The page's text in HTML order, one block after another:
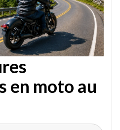
en moto au